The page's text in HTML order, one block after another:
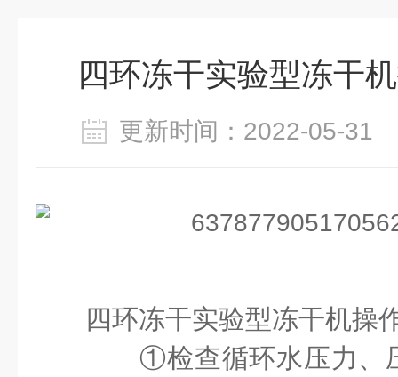
四环冻干实验型冻干
更新时间：2022-05-
四环冻干实验型冻干机操
①检查循环水压力、